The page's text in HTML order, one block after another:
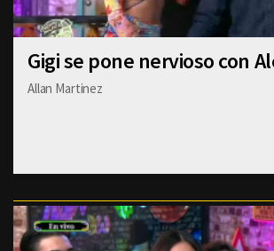
Gigi se pone nervioso con
Allan Martinez